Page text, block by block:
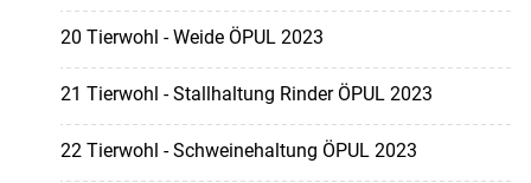
20 Tierwohl - Weide ÖPUL 2023
21 Tierwohl - Stallhaltung Rinder ÖPUL 2023
22 Tierwohl - Schweinehaltung ÖPUL 2023